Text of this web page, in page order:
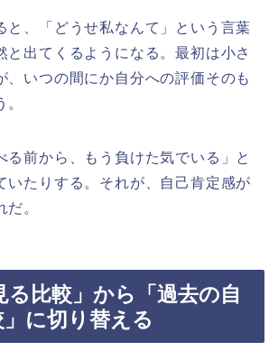
と、「どうせ私なんて」という言葉
と出てくるようになる。最初は小さ
、いつの間にか自分への評価そのも
る前から、もう負けた気でいる」と
いたりする。それが、自己肯定感が
。
比較」から「過去の自
に切り替える